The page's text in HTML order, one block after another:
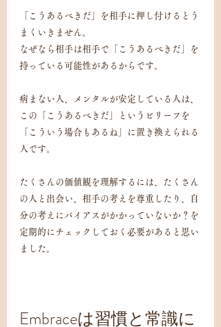
「こうあるべきだ」を相手に押し付けるとう
まくいきません。
なぜなら相手は相手で「こうあるべきだ」を
持っている可能性があるからです。
病まない人、メンタルが安定している人は、
この「こうあるべきだ」というビリーフを
「こういう場合もあるね」に置き換えられる
人です。
たくさんの価値観を理解するには、たくさん
の人と出会い、相手の考えを尊重したり、自
分の考えにバイアスがかかっていないか？を
定期的にチェックしておく必要があると思い
ました。
Embraceは習慣と常識に